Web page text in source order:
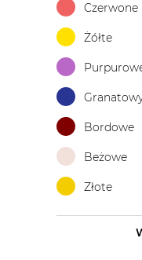
Czerwone
Żółte
Bordowe
Beżowe
Złote